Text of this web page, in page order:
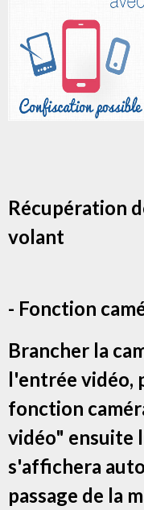
Récupération
volant
- Fonction
Brancher la
l'entrée vidéo,
fonction
vidéo" ensuite
s'affichera
passage de la